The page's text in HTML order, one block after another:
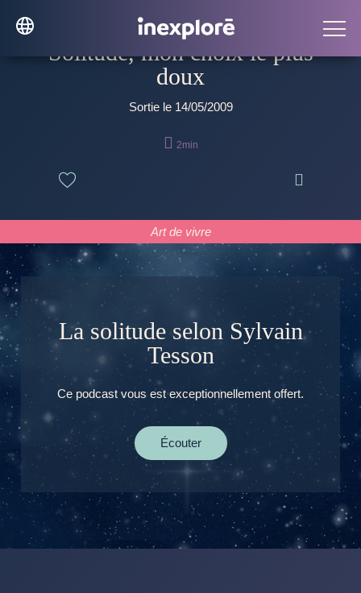
Solitude, mon choix le plus
doux
Sortie le 14/05/2009
 2min

Art de vivre
La solitude selon Sylvain
Tesson
Ce podcast vous est exceptionnellement offert.
Écouter